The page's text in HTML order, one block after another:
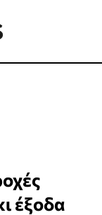
έξοδα